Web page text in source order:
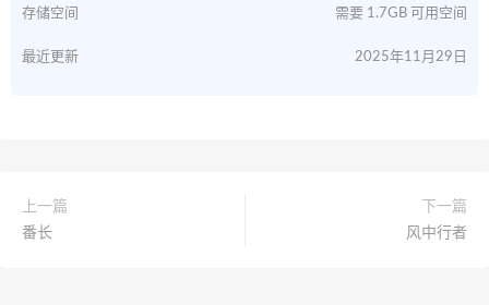
存储空间 需要 1.7GB 可用空间
最近更新 2025年11月29日
上一篇
番长
下一篇
风中行者